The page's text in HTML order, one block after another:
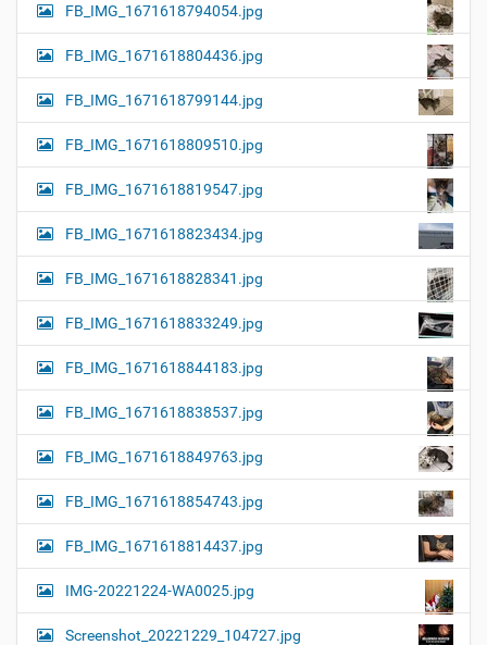
FB_IMG_1671618794054.jpg
FB_IMG_1671618804436.jpg
FB_IMG_1671618799144.jpg
FB_IMG_1671618809510.jpg
FB_IMG_1671618819547.jpg
FB_IMG_1671618823434.jpg
FB_IMG_1671618828341.jpg
FB_IMG_1671618833249.jpg
FB_IMG_1671618844183.jpg
FB_IMG_1671618838537.jpg
FB_IMG_1671618849763.jpg
FB_IMG_1671618854743.jpg
FB_IMG_1671618814437.jpg
IMG-20221224-WA0025.jpg
Screenshot_20221229_104727.jpg